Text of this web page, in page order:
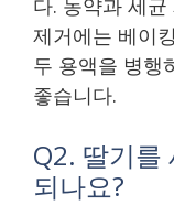
제거에는 베이
두 용액을 병행
좋습니다.
Q2. 딸기를
되나요?